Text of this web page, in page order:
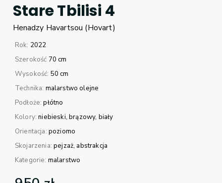
Stare Tbilisi 4
Henadzy Havartsou (Hovart)
Rok: 2022
Szerokość 70 cm
Wysokość: 50 cm
Technika: malarstwo olejne
Podłoże:płótno
Kolory:niebieski brązowy biały
Orientacja: poziomo
Skojarzenia:pejzaż abstrakcja
Kategorie: malarstwo